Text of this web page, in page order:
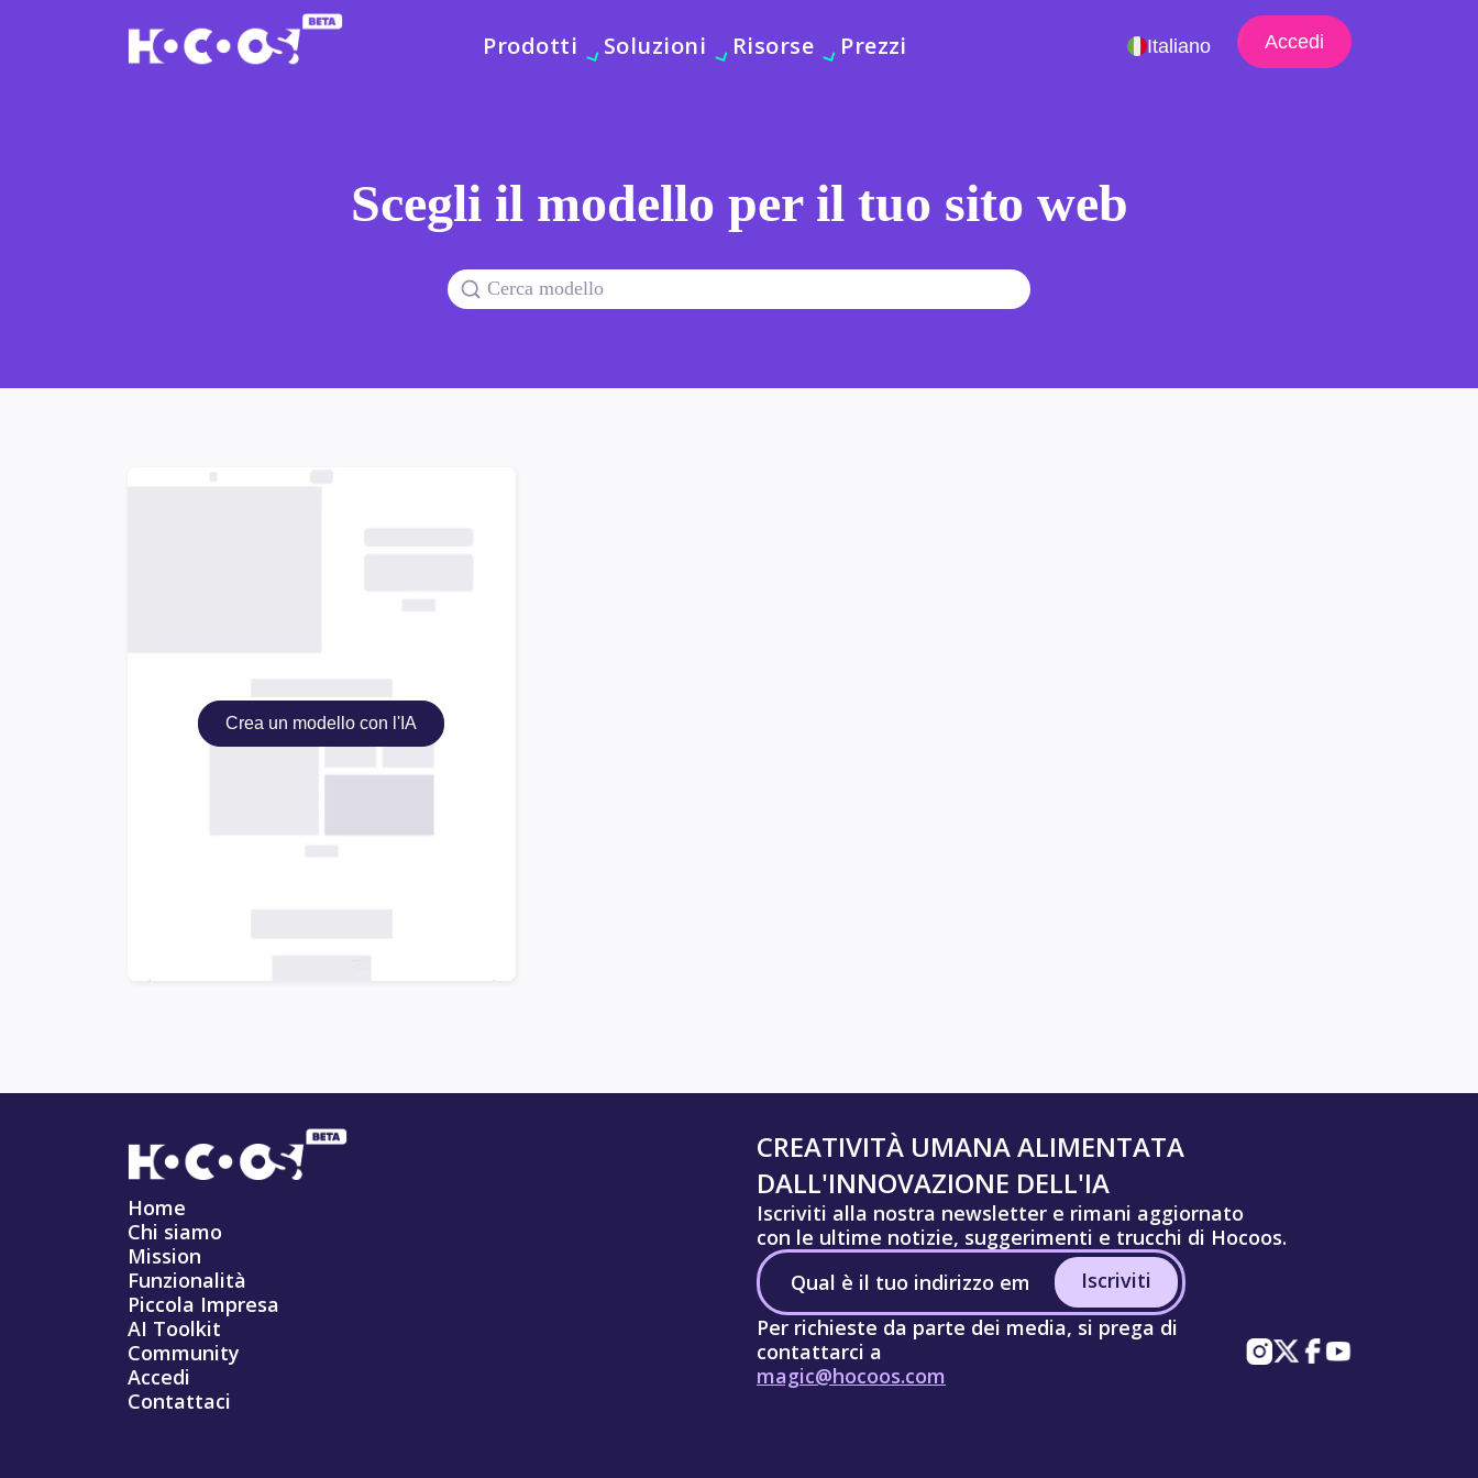
Prodotti Soluzioni Risorse Prezzi Italiano Accedi
Scegli il modello per il tuo sito web
Crea un modello con l'IA
Home
Chi siamo
Mission
Funzionalità
Piccola Impresa
AI Toolkit
Community
Accedi
Contattaci
CREATIVITÀ UMANA ALIMENTATA
DALL'INNOVAZIONE DELL'IA
Iscriviti alla nostra newsletter e rimani aggiornato
con le ultime notizie, suggerimenti e trucchi di Hocoos.
Iscriviti
Per richieste da parte dei media, si prega di
contattarci a
magic@hocoos.com